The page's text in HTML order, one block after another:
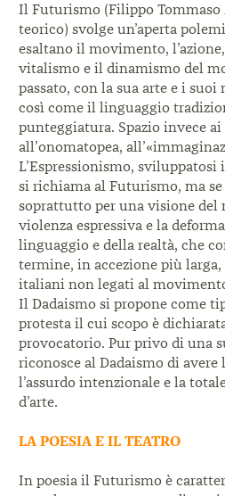
Il Futurismo (Filippo
teorico) svolge un’aperta
esaltano il movimento,
vitalismo e il dinamismo del
passato, con la sua arte e i suoi
così come il linguaggio
punteggiatura. Spazio invece
all’onomatopea,
L’Espressionismo, sviluppatosi
si richiama al Futurismo, ma se
soprattutto per una visione del
violenza espressiva e la
linguaggio e della realtà, che
termine, in accezione più larga,
italiani non legati al
Il Dadaismo si propone come
protesta il cui scopo è
provocatorio. Pur privo di una
riconosce al Dadaismo di
l’assurdo intenzionale e la
d’arte.
LA POESIA E IL TEATRO
In poesia il Futurismo è